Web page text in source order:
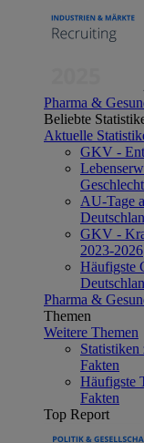
Pharma &
Beliebte
Aktuelle
GKV -
AU-Tage
GKV -
2023-2026
Häufigste
Pharma &
Themen
Weitere Themen
Fakten
Häufigste
Fakten
Top Report